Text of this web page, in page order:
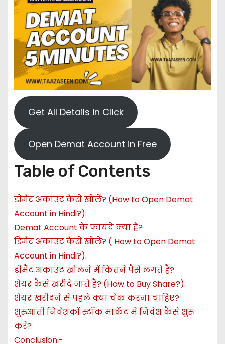
Get All Details in Click
Open Demat Account in Free
Table of Contents
डीमैट अकाउंट कैसे खोलें? (How to Open Demat
Account in Hindi?).
Demat Account के फायदे क्या हैं?
डिमैट अकाउंट कैसे खोले? ( How to Open Demat
Account in Hindi?).
डीमैट अकाउंट खोलने में कितने पैसे लगते है?
शेयर कैसे खरीदे जाते हैं? (How to Buy Share?).
शेयर खरीदने से पहले क्या चेक करना चाहिए?
शुरुआती निवेशकों स्टॉक मार्केट में निवेश कैसे शुरू
करें?
Conclusion:-